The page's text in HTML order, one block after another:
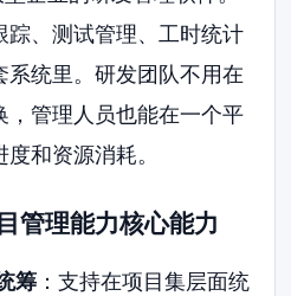
踪、测试管理、工时统计
系统里。研发团队不用在
，管理人员也能在一个平
和资源消耗。
管理能力核心能力
筹：支持在项目集层面统